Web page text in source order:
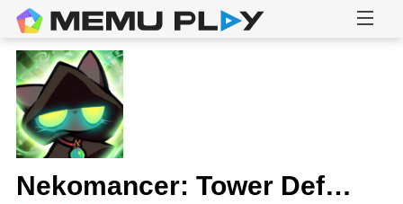
Nekomancer: Tower Defense